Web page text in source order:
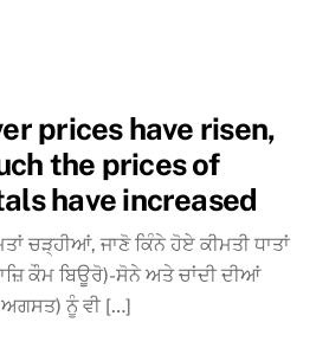
prices have risen,
the prices of
have increased
ਚੜ੍ਹੀਆਂ, ਜਾਣੋ ਕਿੰਨੇ ਹੋਏ ਕੀਮਤੀ ਧਾਤਾਂ
ਕੌਮ ਬਿਊਰੋ)-ਸੋਨੇ ਅਤੇ ਚਾਂਦੀ ਦੀਆਂ
ਅਗਸਤ) ਨੂੰ ਵੀ […]